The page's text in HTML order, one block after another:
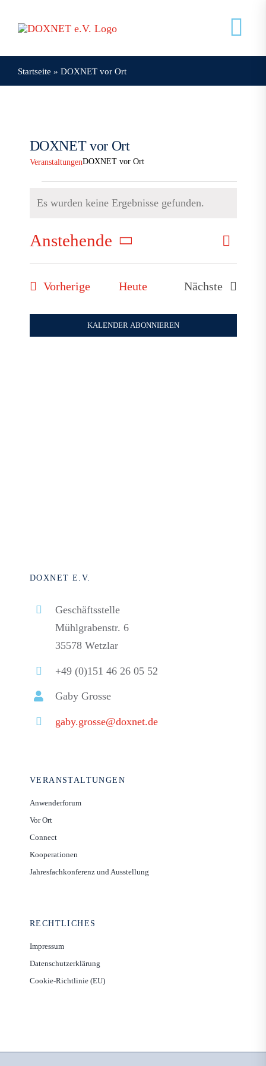
Inhalt
Veranstaltungen
Startseite » DOXNET vor Ort
DOXNET vor Ort
VeranstaltungenDOXNET vor Ort
Hinweis
Es wurden keine Ergebnisse gefunden.
Suche
und
SucheListe
Anstehende
Datum
wählen.
VorherigeVeranstaltungen
Heute
Nächste
KALENDER ABONNIEREN
DOXNET E.V.
Geschäftsstelle
Mühlgrabenstr. 6
35578 Wetzlar
+49 (0)151 46 26 05 52
Gaby Grosse
gaby.grosse@doxnet.de
VERANSTALTUNGEN
Anwenderforum
Vor Ort
Connect
Kooperationen
Jahresfachkonferenz und Ausstellung
RECHTLICHES
Impressum
Datenschutzerklärung
Cookie-Richtlinie (EU)